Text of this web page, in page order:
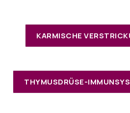
KARMISCHE
THYMUSDRÜSE-